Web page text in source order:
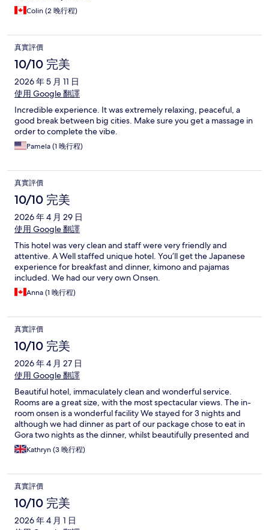
Colin (2 晚行程)
真實評價
10/10 完美
2026 年 5 月 11 日
使用 Google 翻譯
Incredible experience. It was extremely relaxing, peaceful, a
good break between big cities. Make sure you get a massage in
order to complete the vibe.
Pamela (1 晚行程)
真實評價
10/10 完美
2026 年 4 月 29 日
使用 Google 翻譯
This hotel was very clean and staff were very friendly and
attentive. A Well staffed unique hotel. You’ll get the Japanese
experience for breakfast and dinner, kimono and pajamas
included. We had our very own Onsen.
Anna (1 晚行程)
真實評價
10/10 完美
2026 年 4 月 27 日
使用 Google 翻譯
Beautiful hotel, immaculately clean and wonderful service.
Rooms are a great size, with the most spectacular views. The in-
room onsen is a wonderful facility We stayed for 3 nights and
although we had dinner as part of our package chose to eat in
Gora two nights as the dinner, whilst beautifully presented and
a really special occasion, felt quite rich to eat similar food on
multiple occasions Overall a really special place to stay
Kathryn (3 晚行程)
真實評價
10/10 完美
2026 年 4 月 1 日